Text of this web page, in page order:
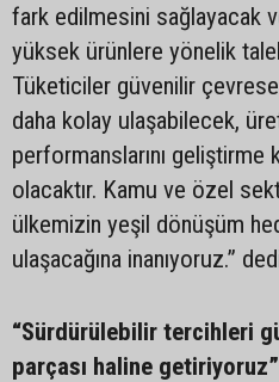
fark edilmesini sağlayacak
yüksek ürünlere yönelik
Tüketiciler güvenilir
daha kolay ulaşabilecek,
performanslarını
olacaktır. Kamu ve özel
ülkemizin yeşil dönüşüm
ulaşacağına inanıyoruz.”
“Sürdürülebilir tercihleri
parçası haline getiriyoruz”